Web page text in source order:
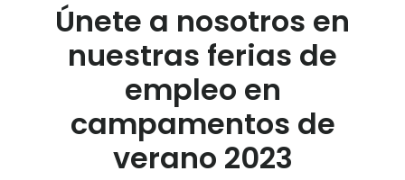
Únete a nosotros en
nuestras ferias de
empleo en
campamentos de
verano 2023